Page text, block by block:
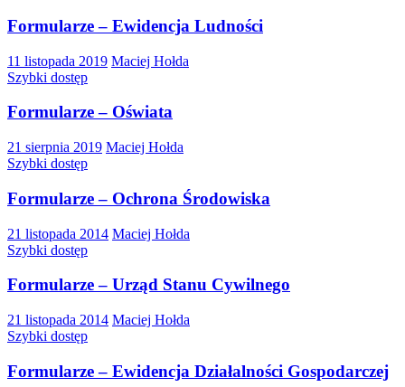
Formularze – Ewidencja Ludności
11 listopada 2019 Maciej Hołda
Szybki dostęp
Formularze – Oświata
21 sierpnia 2019 Maciej Hołda
Szybki dostęp
Formularze – Ochrona Środowiska
21 listopada 2014 Maciej Hołda
Szybki dostęp
Formularze – Urząd Stanu Cywilnego
21 listopada 2014 Maciej Hołda
Szybki dostęp
Formularze – Ewidencja Działalności Gospodarczej